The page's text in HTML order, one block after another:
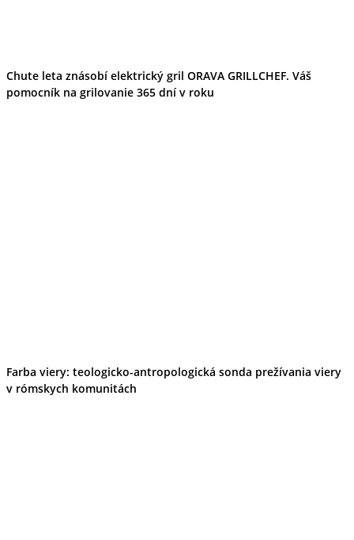
Chute leta znásobí elektrický gril ORAVA GRILLCHEF. Váš
pomocník na grilovanie 365 dní v roku
Farba viery: teologicko-antropologická sonda prežívania viery
v rómskych komunitách